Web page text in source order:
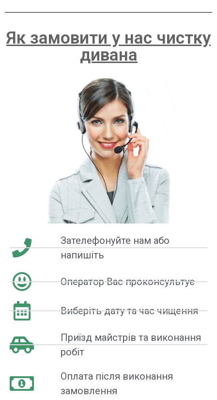
Як замовити у нас чистку
дивана
Зателефонуйте нам або
напишіть
Оператор Вас проконсультує
Виберіть дату та час чищення
Приїзд майстрів та виконання
робіт
Оплата після виконання
замовлення